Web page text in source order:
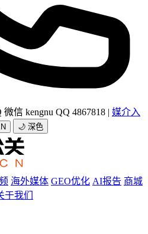
微信 kengnu QQ 4867818 | 媒介入
🌙 深色
海外媒体 GEO优化 AI报告 商城
于我们